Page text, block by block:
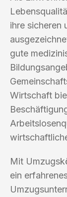
ihre sicheren
gute
Wirtschaft
Mit
ein